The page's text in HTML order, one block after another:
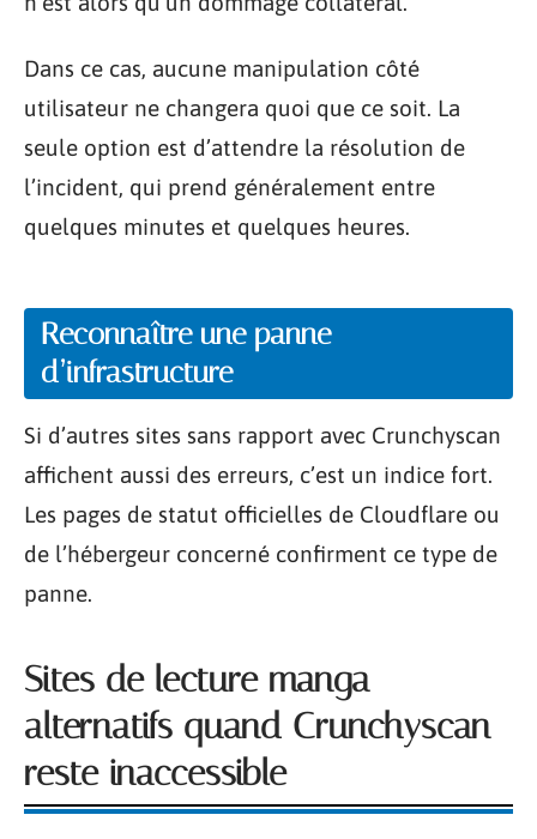
Dans ce cas, aucune manipulation côté
utilisateur ne changera quoi que ce soit. La
seule option est d’attendre la résolution de
l’incident, qui prend généralement entre
quelques minutes et quelques heures.
Reconnaître une panne
d’infrastructure
Si d’autres sites sans rapport avec Crunchyscan
affichent aussi des erreurs, c’est un indice fort.
Les pages de statut officielles de Cloudflare ou
de l’hébergeur concerné confirment ce type de
panne.
Sites de lecture manga
alternatifs quand Crunchyscan
reste inaccessible